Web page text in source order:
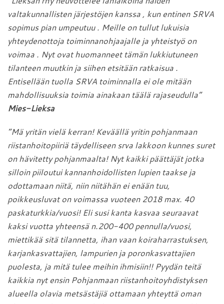
valtakunnallisten järjestöjen kanssa , kun entinen SRVA
sopimus pian umpeutuu . Meille on tullut lukuisia
yhteydenottoja toiminnanohjaajalle ja yhteistyö on
voimaa . Nyt ovat huomanneet tämän lukkiutuneen
tilanteen muutkin ja siihen etsitään ratkaisua .
Entisellään tuolla SRVA toiminnalla ei ole mitään
mahdollisuuksia toimia ainakaan täälä rajaseudulla”
Mies-Lieksa
”Mä yritän vielä kerran! Keväällä yritin pohjanmaan
riistanhoitopiiriä täydelliseen srva lakkoon kunnes suret
on hävitetty pohjanmaalta! Nyt kaikki päättäjät jotka
silloin piiloutui kannanhoidollisten lupien taakse ja
odottamaan niitä, niin niitähän ei enään tuu,
poikkeusluvat on voimassa vuoteen 2018 max. 40
paskaturkkia/vuosi! Eli susi kanta kasvaa seuraavat
kaksi vuotta yhteensä n.200-400 pennulla/vuosi,
miettikää sitä tilannetta, ihan vaan koiraharrastuksen,
karjankasvattajien, lampurien ja poronkasvattajien
puolesta, ja mitä tulee meihin ihmisiin!! Pyydän teitä
kaikkia nyt ensin Pohjanmaan riistanhoitoyhdistyksen
alueella olavia metsästäjiä ottamaan yhteyttä oman